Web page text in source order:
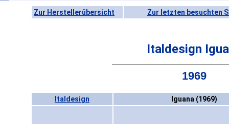
Zur Herstellerübersicht Zur letzten besuchten
Italdesign
1969
Italdesign Iguana (1969)